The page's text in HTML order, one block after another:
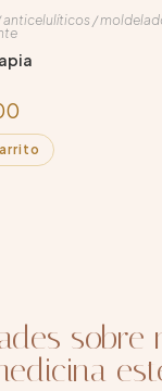
anticelulíticos /